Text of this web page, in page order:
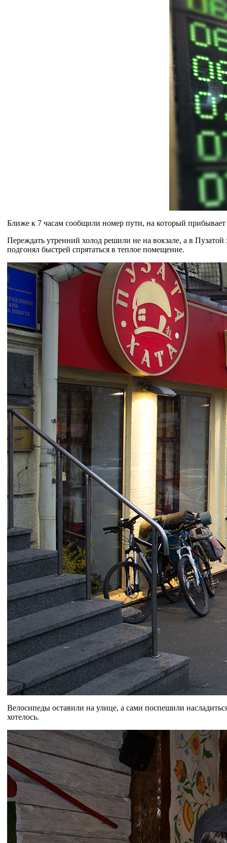
Ближе к 7 часам сообщили номер пути, на который
Переждать утренний холод решили не на вокзале, а в
подгонял быстрей спрятаться в теплое помещение.
Велосипеды оставили на улице, а сами поспешили
хотелось.